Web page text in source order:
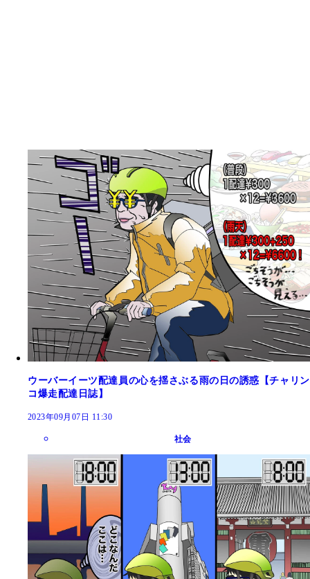
ウーバーイーツ配達員の心を揺さぶる雨の日の誘惑【チャリン
コ爆走配達日誌】
2023年09月07日 11:30
社会